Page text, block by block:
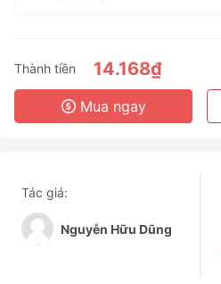
6 Tháng
3 Năm
Thành tiền 14.168₫
Mua ngay
Tác giả:
Nguyễn Hữu Dũng